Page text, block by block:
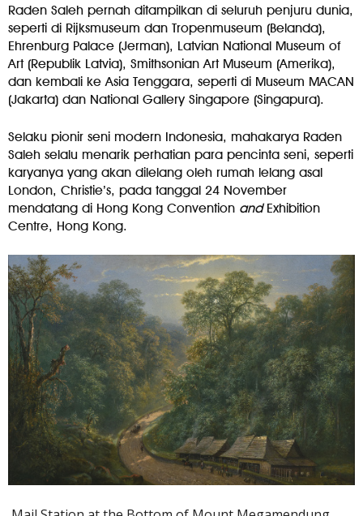
Raden Saleh pernah ditampilkan di seluruh penjuru dunia,
seperti di Rijksmuseum dan Tropenmuseum (Belanda),
Ehrenburg Palace (Jerman), Latvian National Museum of
Art (Republik Latvia), Smithsonian Art Museum (Amerika),
dan kembali ke Asia Tenggara, seperti di Museum MACAN
(Jakarta) dan National Gallery Singapore (Singapura).
Selaku pionir seni modern Indonesia, mahakarya Raden
Saleh selalu menarik perhatian para pencinta seni, seperti
karyanya yang akan dilelang oleh rumah lelang asal
London, Christie’s, pada tanggal 24 November
mendatang di Hong Kong Convention and Exhibition
Centre, Hong Kong.